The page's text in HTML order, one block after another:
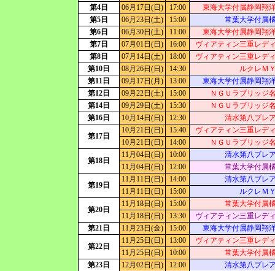
第4日
06月17日(日) 17:00
東海大学付属静岡翔
第5日
06月23日(土) 15:00
常葉大学付属
第6日
06月30日(土) 11:00
東海大学付属静岡翔
第7日
07月01日(日) 16:00
ヴィアティン三重レデ
第8日
07月14日(土) 18:00
ヴィアティン三重レデ
第10日
08月26日(日) 14:30
ルクレＭ
第11日
09月17日(月) 13:00
東海大学付属静岡翔
第12日
09月22日(土) 15:00
ＮＧＵラブリッジ
第14日
09月29日(土) 15:30
ＮＧＵラブリッジ
第16日
10月14日(日) 12:30 清水第八ブレ
第17日
10月21日(日) 15:40
ヴィアティン三重レデ
10月21日(日)
14:00 ＮＧＵラブリッジ
第18日
11月04日(日) 10:00
清水第八ブレ
11月04日(日)
12:00 常葉大学付属
第19日
11月11日(日) 14:00
清水第八ブレ
11月11日(日)
15:00 ルクレＭ
第20日
11月18日(日) 15:00
常葉大学付属
11月18日(日)
13:30
ヴィアティン三重レデ
第21日
11月23日(金) 15:00 東海大学付属静岡翔
第22日
11月25日(日) 13:00
ヴィアティン三重レデ
11月25日(日)
10:00
常葉大学付属
第23日
12月02日(日) 12:00 清水第八ブレ